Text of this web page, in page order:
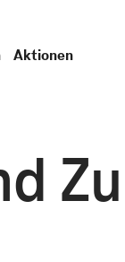
Aktionen